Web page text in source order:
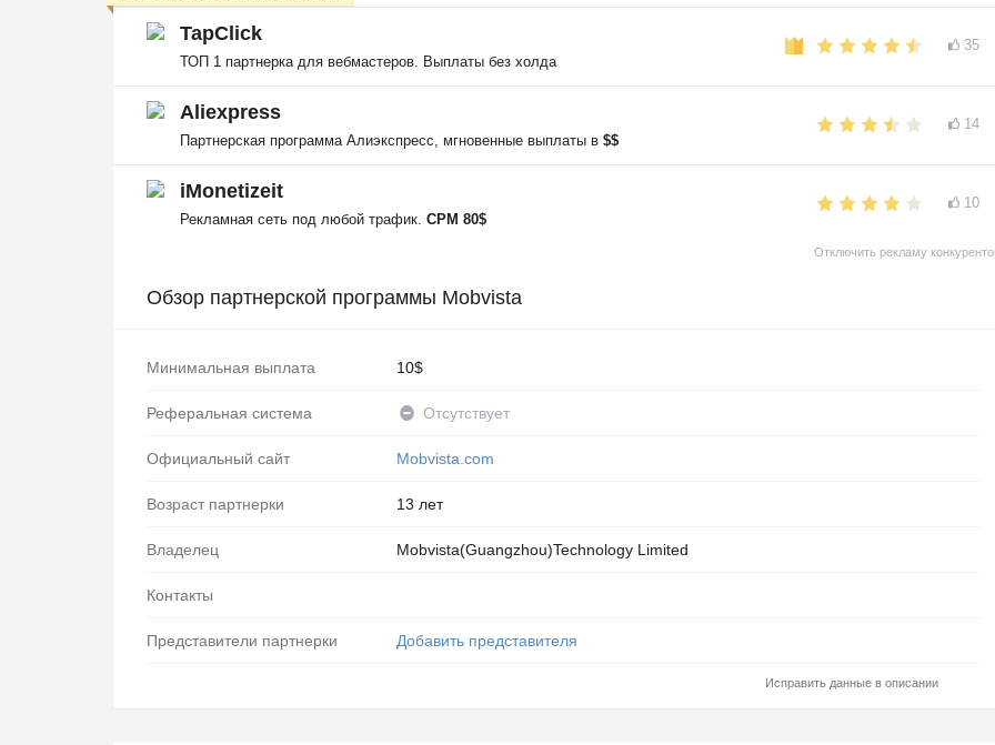
TapClick
ТОП 1 партнерка для вебмастеров. Выплаты без холда
35
Aliexpress
Партнерская программа Алиэкспресс, мгновенные выплаты в $$
14
iMonetizeit
Рекламная сеть под любой трафик. CPM 80$
10
Отключить рекламу
Обзор партнерской программы Mobvista
Минимальная выплата 10$
Реферальная система Отсутствует
Официальный сайт Mobvista.com
Возраст партнерки 13 лет
Владелец Mobvista(Guangzhou)Technology Limited
Контакты
Представители партнерки Добавить представителя
Исправить данные в описании